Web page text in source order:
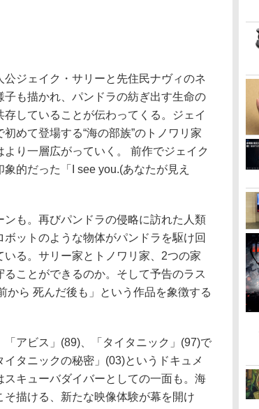
ジェイク・サリーと先住民ナヴィのネ
も描かれ、パンドラの紡ぎ出す生命の
していることが伝わってくる。ジェイ
めて登場する“海の部族”のトノワリ家
り一層広がっていく。 前作でジェイク
的だった「I see you.(あなたが見え
も。再びパンドラの侵略に訪れた人類
ットのような物体がパンドラを駆け回
る。サリー家とトノワリ家、2つの家
ことができるのか。そして予告のラス
から 死んだ後も」という作品を象徴する
アビス」(89)、「タイタニック」(97)で
タニックの秘密」(03)というドキュメ
キューバダイバーとしての一面も。海
描ける、新たな映像体験が幕を開け